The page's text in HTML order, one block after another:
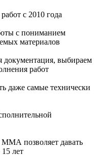
с 2010 года
с пониманием
материалов
документация, выбираем
работ
даже самые технически
позволяет давать
лет